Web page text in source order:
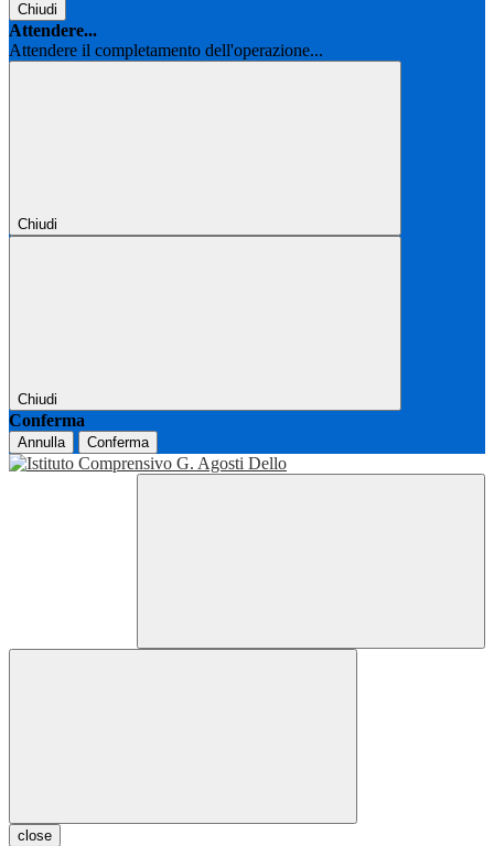
Chiudi
Attendere...
Attendere il completamento dell'operazione...
Chiudi
Chiudi
Conferma
Annulla Conferma
close